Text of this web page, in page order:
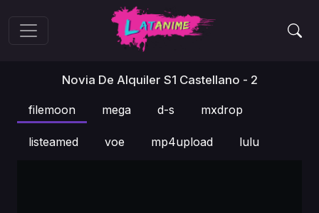
Novia De Alquiler S1 Castellano - 2
filemoon mega d-s mxdrop
listeamed voe mp4upload lulu